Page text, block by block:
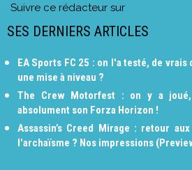
Suivre ce rédacteur sur
SES DERNIERS ARTICLES
EA Sports FC 25 : on l'a testé, de
une mise à niveau ?
The Crew Motorfest : on y a
absolument son Forza Horizon !
Assassin’s Creed Mirage : retour
l'archaïsme ? Nos impressions